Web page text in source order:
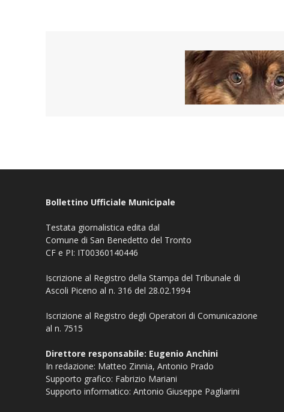
Bollettino Ufficiale Municipale
Testata giornalistica edita dal
Comune di San Benedetto del Tronto
CF e PI: IT00360140446
Iscrizione al Registro della Stampa del Tribunale di
Ascoli Piceno al n. 316 del 28.02.1994
Iscrizione al Registro degli Operatori di Comunicazione
al n. 7515
Direttore responsabile: Eugenio Anchini
In redazione: Matteo Zinnia, Antonio Prado
Supporto grafico: Fabrizio Mariani
Supporto informatico: Antonio Giuseppe Pagliarini